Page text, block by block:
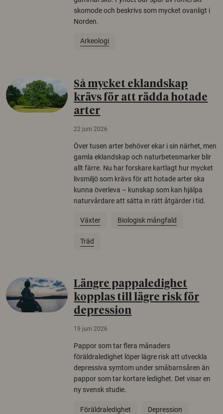
skomode och beskrivs som mycket ovanligt i
Norden.
Arkeologi
Så mycket eklandskap
krävs för att rädda hotade
arter
22 juni 2026
Över tusen arter behöver ekar i sin närhet, men
gamla eklandskap och naturbetesmarker blir
allt färre. Nu har forskare kartlagt hur mycket
livsmiljö som krävs för att hotade arter ska
kunna överleva – kunskap som kan hjälpa
naturvårdare att sätta in rätt åtgärder i tid.
Växter Biologisk mångfald
Träd
Längre pappaledighet
kopplas till lägre risk för
depression
19 juni 2026
Pappor som tar flera månaders
föräldraledighet löper lägre risk att utveckla
depressiva symtom under småbarnsåren än
pappor som tar kortare ledighet. Det visar en
ny svensk studie.
Föräldraledighet Depression